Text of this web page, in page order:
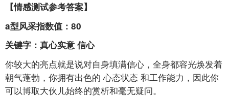
【情感测试参考答案】
a型风采指数值：80
关键字：真心实意 信心
你较大的亮点就是说对自身填满信心，全身都容光焕发着
朝气蓬勃，你拥有出色的心态状态 和工作能力，因此你
可以博取大伙儿始终的赏析和毫无疑问。